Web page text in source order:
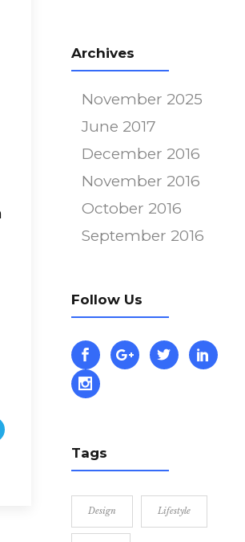
Archives
November 2025
June 2017
December 2016
November 2016
October 2016
September 2016
Follow Us
Tags
Design Lifestyle